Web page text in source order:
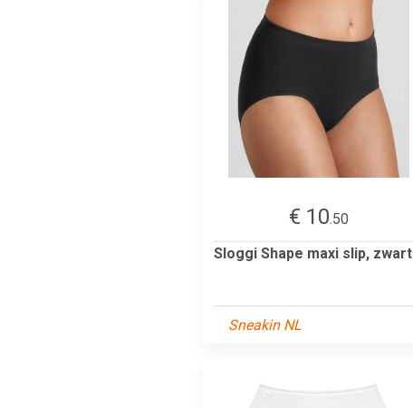
€ 10.50
Sloggi Shape maxi slip, zwart
Sneakin NL